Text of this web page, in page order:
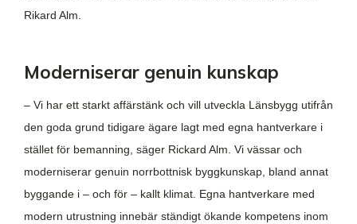
Rikard Alm.
Moderniserar genuin kunskap
– Vi har ett starkt affärstänk och vill utveckla Länsbygg utifrån
den goda grund tidigare ägare lagt med egna hantverkare i
stället för bemanning, säger Rickard Alm. Vi vässar och
moderniserar genuin norrbottnisk byggkunskap, bland annat
byggande i – och för – kallt klimat. Egna hantverkare med
modern utrustning innebär ständigt ökande kompetens inom